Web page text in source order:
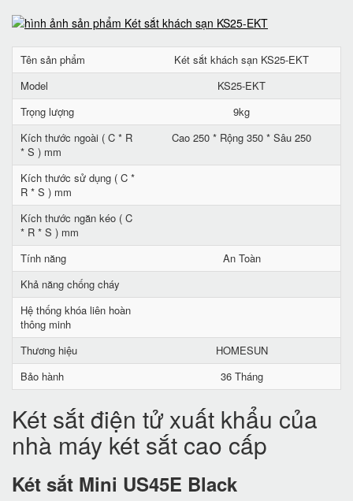
Tên sản phẩm
Két sắt khách sạn KS25-EKT
Model
KS25-EKT
Trọng lượng
9kg
Kích thước ngoài ( C * R
* S ) mm
Cao 250 * Rộng 350 * Sâu 250
Kích thước sử dụng ( C *
R * S ) mm
Kích thước ngăn kéo ( C
* R * S ) mm
Tính năng
An Toàn
Khả năng chống cháy
Hệ thống khóa liên hoàn
thông minh
Thương hiệu
HOMESUN
Bảo hành
36 Tháng
Két sắt điện tử xuất khẩu của
nhà máy két sắt cao cấp
Két sắt Mini US45E Black